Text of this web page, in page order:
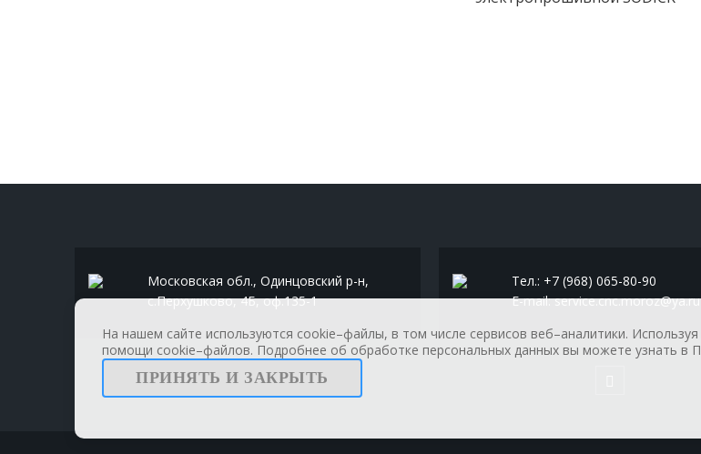
На нашем сайте используются cookie–файлы, в том числе сервисов веб–аналитики.
помощи cookie–файлов. Подробнее об обработке персональных данных вы можете узнать в
ПРИНЯТЬ И ЗАКРЫТЬ
Московская обл., Одинцовский р-н,
с.Перхушково, 4Б, оф.135-1
Тел.: +7 (968) 065-80-90
E-mail:service.cnc.moroz@ya.ru